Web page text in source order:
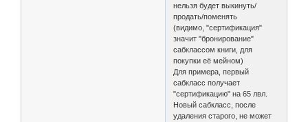
нельзя будет выкинуть/
продать/поменять
(видимо, "сертификация"
значит "бронирование"
сабклассом книги, для
покупки её мейном)
Для примера, первый
сабкласс получает
"сертификацию" на 65 лвл.
Новый сабкласс, после
удаления старого, не может